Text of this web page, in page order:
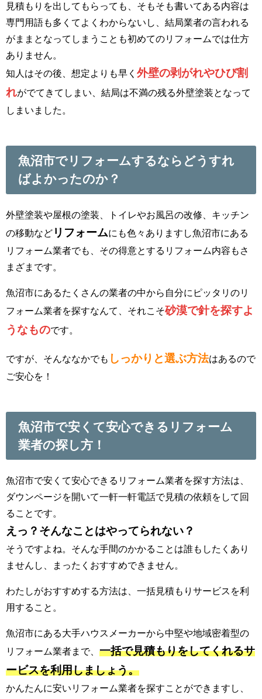
見積もりを出してもらっても、そもそも書いてある内容は
専門用語も多くてよくわからないし、結局業者の言われる
がままとなってしまうことも初めてのリフォームでは仕方
ありません。
知人はその後、想定よりも早く 外壁の剥がれやひび割
れがでてきてしまい、結局は不満の残る外壁塗装となって
しまいました。
魚沼市でリフォームするならどうすれ
ばよかったのか？
外壁塗装や屋根の塗装、トイレやお風呂の改修、キッチン
の移動など リフォームにも色々ありますし魚沼市にある
リフォーム業者でも、その得意とするリフォーム内容もさ
まざまです。
魚沼市にあるたくさんの業者の中から自分にピッタリのリ
フォーム業者を探すなんて、それこそ砂漠で針を探すよ
うなものです。
ですが、そんななかでも しっかりと選ぶ方法はあるので
ご安心を！
魚沼市で安くて安心できるリフォーム
業者の探し方！
魚沼市で安くて安心できるリフォーム業者を探す方法は、
ダウンページを開いて一軒一軒電話で見積の依頼をして回
ることです。
えっ？そんなことはやってられない？
そうですよね。そんな手間のかかることは誰もしたくあり
ませんし、まったくおすすめできません。
わたしがおすすめする方法は、一括見積もりサービスを利
用すること。
魚沼市にある大手ハウスメーカーから中堅や地域密着型の
リフォーム業者まで、 一括で見積もりをしてくれるサ
ービスを利用しましょう。
かんたんに安いリフォーム業者を探すことができますし、